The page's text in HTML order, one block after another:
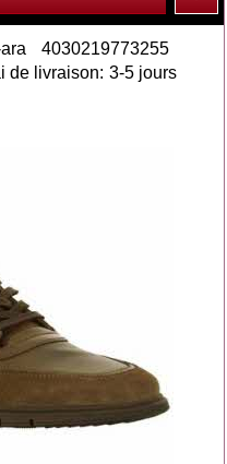
4030219773255
de livraison: 3-5 jours